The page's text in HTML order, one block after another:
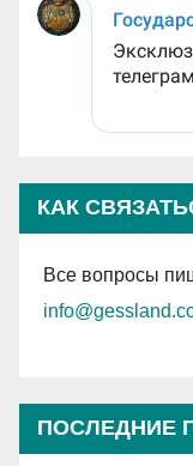
КАК
Все вопросы
ПОСЛЕДНИЕ